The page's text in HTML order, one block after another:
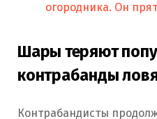
огородника. Он
Шары теряют
контрабанды
Контрабандисты